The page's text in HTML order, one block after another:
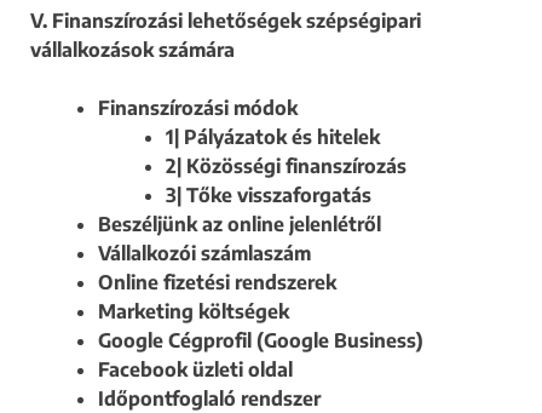
V. Finanszírozási lehetőségek szépségipari
vállalkozások számára
Finanszírozási módok
1| Pályázatok és hitelek
2| Közösségi finanszírozás
3| Tőke visszaforgatás
Beszéljünk az online jelenlétről
Vállalkozói számlaszám
Online fizetési rendszerek
Marketing költségek
Google Cégprofil (Google Business)
Facebook üzleti oldal
Időpontfoglaló rendszer